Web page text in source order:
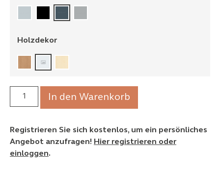
Holzdekor
In den Warenkorb
Registrieren Sie sich kostenlos, um ein persönliches
Angebot anzufragen! Hier registrieren oder
einloggen.